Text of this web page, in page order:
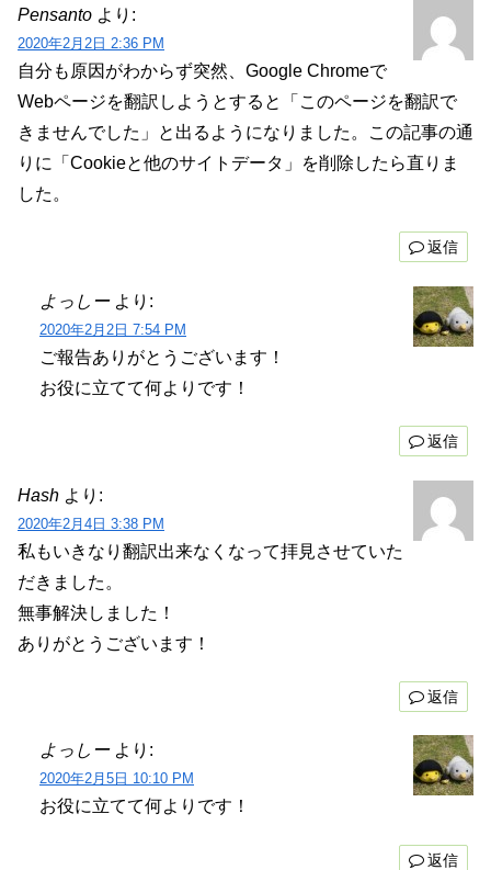
Pensanto より:
2020年2月2日 2:36 PM
自分も原因がわからず突然、Google Chromeで
Webページを翻訳しようとすると「このページを翻訳で
きませんでした」と出るようになりました。この記事の通
りに「Cookieと他のサイトデータ」を削除したら直りま
した。
返信
よっしー より:
2020年2月2日 7:54 PM
ご報告ありがとうございます！
お役に立てて何よりです！
返信
Hash より:
2020年2月4日 3:38 PM
私もいきなり翻訳出来なくなって拝見させていた
だきました。
無事解決しました！
ありがとうございます！
返信
よっしー より:
2020年2月5日 10:10 PM
お役に立てて何よりです！
返信